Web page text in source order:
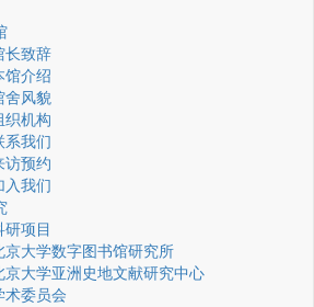
长致辞
馆介绍
舍风貌
织机构
系我们
访预约
入我们
研项目
京大学数字图书馆研究所
京大学亚洲史地文献研究中心
术委员会